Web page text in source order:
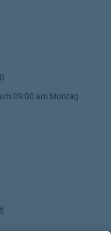
09:00 Montag